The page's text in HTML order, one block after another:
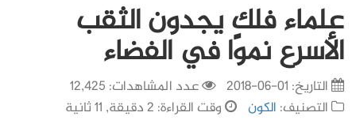
علماء فلك يجدون الثقب
الأسرع نموًا في الفضاء
التاريخ: 01-06-2018
عدد المشاهدات: 12,425
التصنيف: الكون وقت القراءة: 2 دقيقة, 11 ثانية